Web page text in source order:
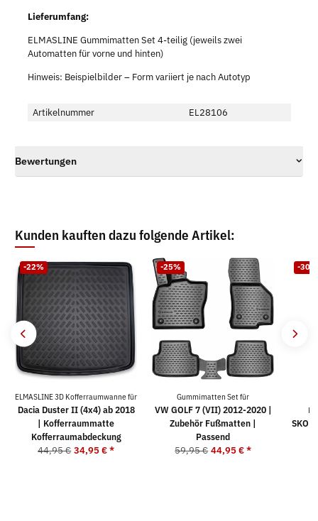
Lieferumfang:
ELMASLINE Gummimatten Set 4-teilig (jeweils zwei
Automatten für vorne und hinten)
Hinweis: Beispielbilder – Form variiert je nach Autotyp
Artikelnummer EL28106
Bewertungen
Kunden kauften dazu folgende Artikel:
-22%
ELMASLINE 3D Kofferraumwanne für
Dacia Duster II (4x4) ab 2018
| Kofferraummatte
Kofferraumabdeckung
44,95 € 34,95 €*
-25%
Gummimatten Set für
VW GOLF 7 (VII) 2012-2020 |
Zubehör Fußmatten |
Passend
59,95 € 44,95 €*
-30%